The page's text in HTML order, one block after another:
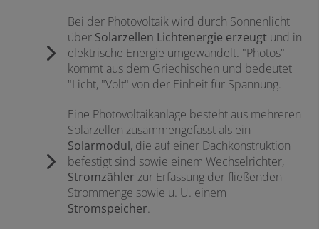
Bei der Photovoltaik wird durch Sonnenlicht
über Solarzellen Lichtenergie erzeugt und in
elektrische Energie umgewandelt. "Photos"
kommt aus dem Griechischen und bedeutet
"Licht, "Volt" von der Einheit für Spannung.
Eine Photovoltaikanlage besteht aus mehreren
Solarzellen zusammengefasst als ein
Solarmodul, die auf einer Dachkonstruktion
befestigt sind sowie einem Wechselrichter,
Stromzähler zur Erfassung der fließenden
Strommenge sowie u. U. einem
Stromspeicher.